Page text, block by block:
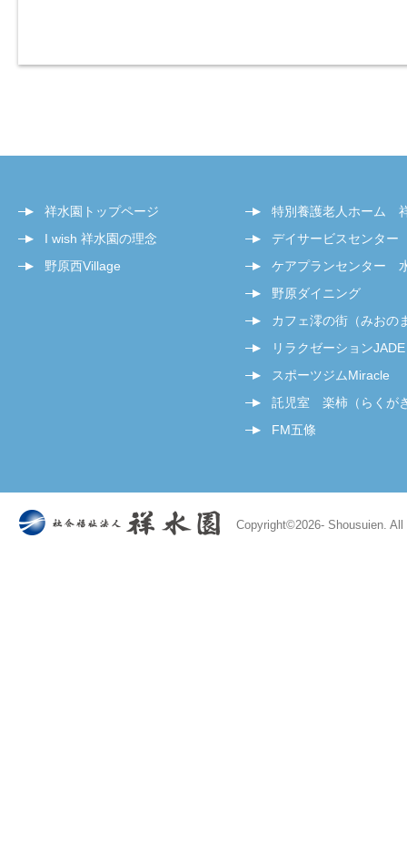
祥水園トップページ
I wish 祥水園の理念
野原西Village
特別養護老人ホーム
デイサービスセンタ
ケアプランセンター
野原ダイニング
カフェ澪の街（みおの
リラクゼーションJADE
スポーツジムMiracle
託児室 楽柿（らくが
FM五條
Copyright©2026- Shousuien.